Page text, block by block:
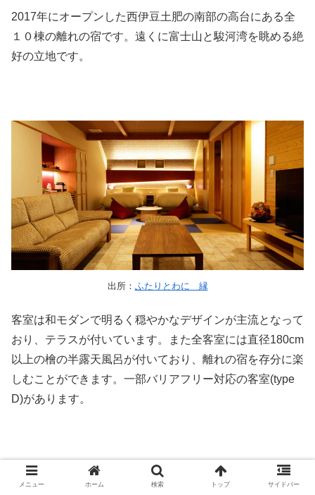
2017年にオープンした西伊豆土肥の南部の高台にある全
１０棟の離れの宿です。遠くに富士山と駿河湾を眺める絶
好の立地です。
出所： ふたりとわに 縁
客室は和モダンで明るく穏やかなデザインが主流となって
おり、テラスが付いています。また全客室には直径180cm
以上の檜の半露天風呂が付いており、離れの宿を存分に楽
しむことができます。一部バリアフリー対応の客室(type
D)があります。
メニュー ホーム 検索 トップ サイドバー